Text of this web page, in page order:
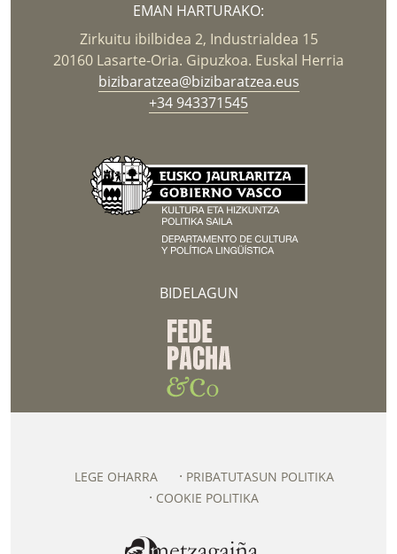
EMAN HARTURAKO:
Zirkuitu ibilbidea 2, Industrialdea 15
20160 Lasarte-Oria. Gipuzkoa. Euskal Herria
bizibaratzea@bizibaratzea.eus
+34 943371545
BIDELAGUN
LEGE OHARRA
PRIBATUTASUN POLITIKA
COOKIE POLITIKA